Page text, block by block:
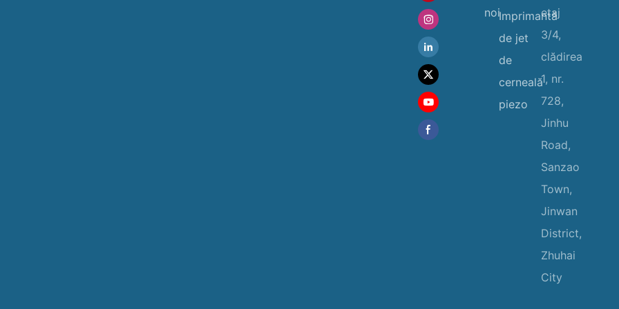
noiImprimantă
de jet
de
cerneală
piezo
etaj
3/4,
clădirea
1, nr.
728,
Jinhu
Road,
Sanzao
Town,
Jinwan
District,
Zhuhai
City